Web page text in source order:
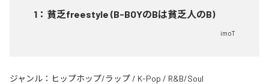
1 ： 貧乏freestyle (B-BOYのBは貧乏人のB)
imoT
ジャンル： ヒップホップ/ラップ / K-Pop / R&B/Soul